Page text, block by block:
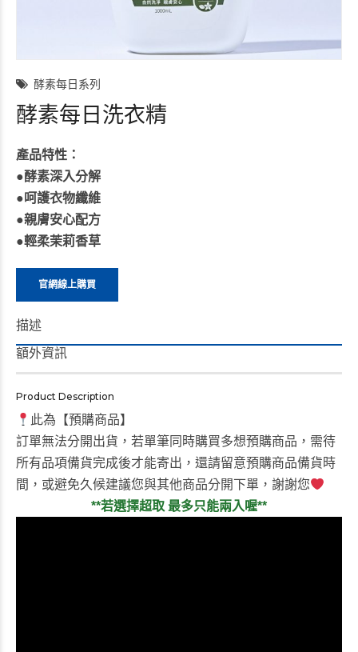
酵素每日系列
酵素每日洗衣精
產品特性：
●酵素深入分解
● 呵護衣物纖維
●親膚安心配方
●輕柔茉莉香草
官網線上購買
描述
額外資訊
Product Description
此為【預購商品】
訂單無法分開出貨，若單筆同時購買多想預購商品，需待
所有品項備貨完成後才能寄出，還請留意預購商品備貨時
間，或避免久候建議您與其他商品分開下單，謝謝您
**若選擇超取 最多只能兩入喔**